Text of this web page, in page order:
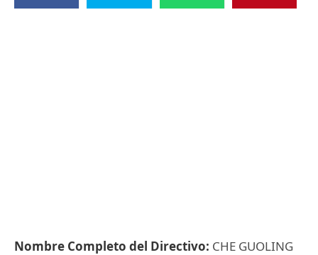
Nombre Completo del Directivo: CHE GUOLING